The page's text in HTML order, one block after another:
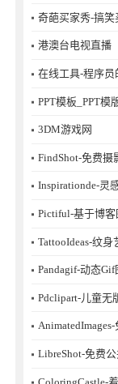
奇葩买家秀-搞
港澳台电视直播
在线工具-程序员
PPT模板_PPT模
3DM游戏网
FindShot-免费摄
Inspirationde-灵
Pictiful-基于博
TattooIdeas-纹身
Pandagif-动态
Pdclipart-儿童无
LibreShot-免费
ColoringCastle-